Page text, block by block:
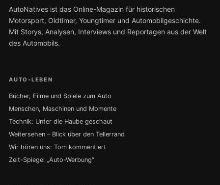
AutoNatives ist das Online-Magazin für historischen
Motorsport, Oldtimer, Youngtimer und Automobilgeschichte.
Mit Storys, Analysen, Interviews und Reportagen aus der Welt
des Automobils.
AUTO-LEBEN
Bücher, Filme und Spiele zum Auto
Menschen, Maschinen und Momente
Technik: Unter die Haube geschaut
Weitersehen – Blick über den Tellerrand
Wir hören uns: Tom kommentiert
Zeit-Spiegel „Auto-Werbung“